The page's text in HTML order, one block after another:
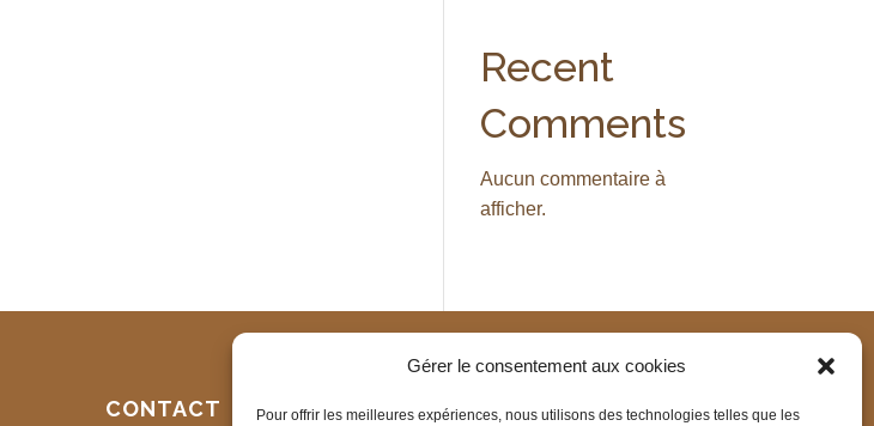
Gérer le consentement aux cookies
Pour offrir les meilleures expériences, nous utilisons des technologies telles que les
Recent
Comments
Aucun commentaire à
afficher.
CONTACT